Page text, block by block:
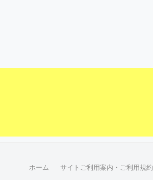
ホーム サイトご利用案内・ご利用規約